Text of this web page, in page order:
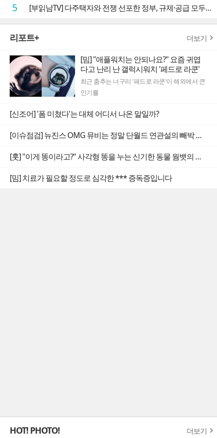
5 [부읽남TV] 다주택자와 전쟁 선포한 정부, 규제·공급 모두 실효성 의문
리포트+ 더보기
[밈] "애플워치는 안되나요?" 요즘 귀엽
다고 난리 난 갤럭시워치 '페드로 라쿤'
최근 춤추는 너구리 '페드로 라쿤'이 해외에서 큰
인기를
[신조어] '폼 미쳤다'는 대체 어디서 나온 말일까?
[이슈점검] 뉴진스 OMG 뮤비는 정말 단월드 연관설의 빼박 증거일까
[훗] "이게 똥이라고?" 사각형 똥을 누는 신기한 동물 웜뱃의 비밀
[밈] 치료가 필요할 정도로 심각한 *** 증독증입니다
HOT! PHOTO! 더보기